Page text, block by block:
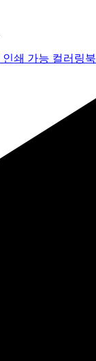
인쇄 가능 컬러링북